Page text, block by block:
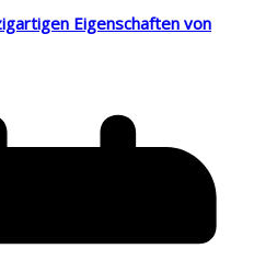
Eigenschaften von